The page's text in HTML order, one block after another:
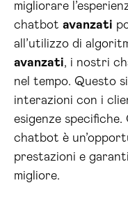
migliorare
chatbot avanzati
all’utilizzo di
avanzati, i nostri
nel tempo. Questo
interazioni con i
esigenze
chatbot è
prestazioni e
migliore.